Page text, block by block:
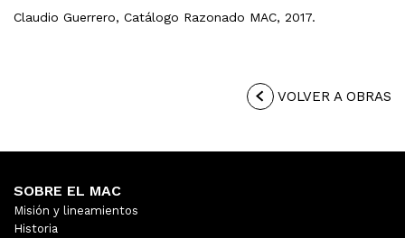
Claudio Guerrero, Catálogo Razonado MAC, 2017.
VOLVER A OBRAS
SOBRE EL MAC
Misión y lineamientos
Historia